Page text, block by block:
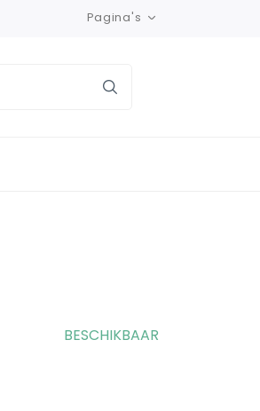
Pagina's
BESCHIKBAAR